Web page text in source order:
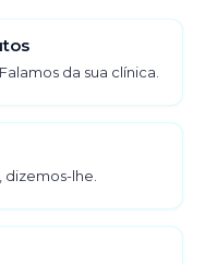
da sua clínica.
dizemos-lhe.